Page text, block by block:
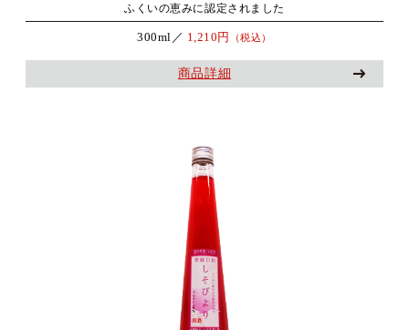
ふくいの恵みに認定されました
300ml／ 1,210円 （税込）
商品詳細